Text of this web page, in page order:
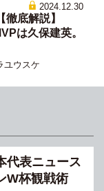
2024.12.30
【徹底解説】
は久保建英。
ユウスケ
代表ニュース
杯観戦術